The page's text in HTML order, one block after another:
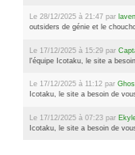
Le 28/12/2025 à 21:47 par
outsiders de génie et le
Le 17/12/2025 à 15:29 par
l'équipe Icotaku, le site a
Le 17/12/2025 à 11:12 par
Icotaku, le site a besoin de
Le 17/12/2025 à 07:23 par
Icotaku, le site a besoin de